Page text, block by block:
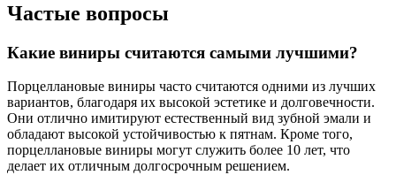
Частые вопросы
Какие виниры считаются самыми лучшими?
Порцеллановые виниры часто считаются одними из лучших
вариантов, благодаря их высокой эстетике и долговечности.
Они отлично имитируют естественный вид зубной эмали и
обладают высокой устойчивостью к пятнам. Кроме того,
порцеллановые виниры могут служить более 10 лет, что
делает их отличным долгосрочным решением.